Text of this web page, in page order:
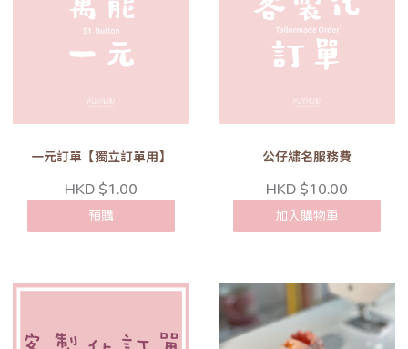
一元訂單【獨立訂單用】
HKD $1.00
預購
公仔繡名服務費
HKD $10.00
加入購物車